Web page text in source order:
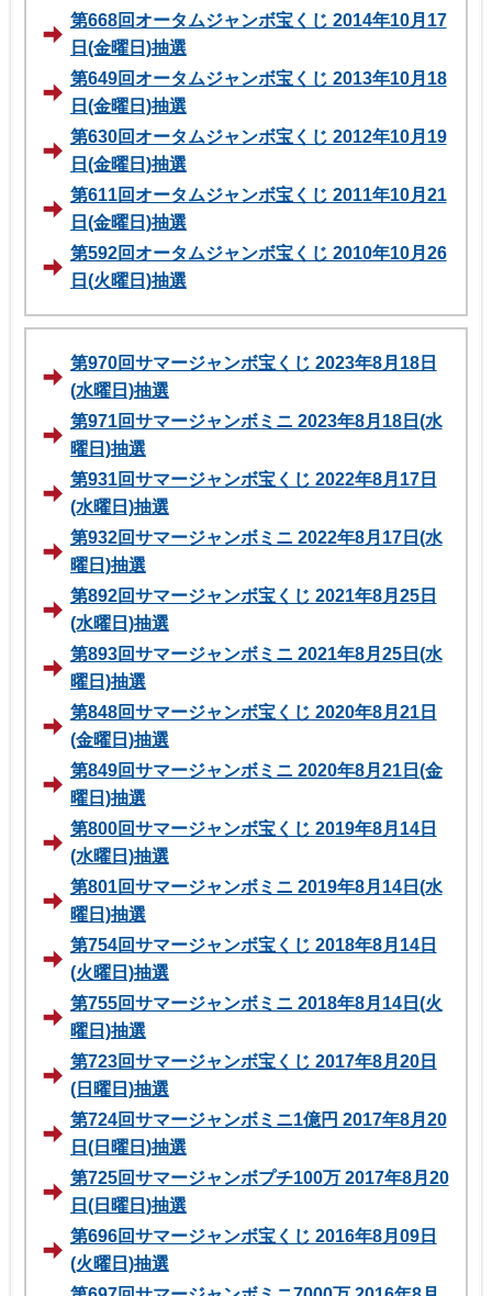
第668回オータムジャンボ宝くじ 2014年10月17
日(金曜日)抽選
第649回オータムジャンボ宝くじ 2013年10月18
日(金曜日)抽選
第630回オータムジャンボ宝くじ 2012年10月19
日(金曜日)抽選
第611回オータムジャンボ宝くじ 2011年10月21
日(金曜日)抽選
第592回オータムジャンボ宝くじ 2010年10月26
日(火曜日)抽選
第970回サマージャンボ宝くじ 2023年8月18日
(水曜日)抽選
第971回サマージャンボミニ 2023年8月18日(水
曜日)抽選
第931回サマージャンボ宝くじ 2022年8月17日
(水曜日)抽選
第932回サマージャンボミニ 2022年8月17日(水
曜日)抽選
第892回サマージャンボ宝くじ 2021年8月25日
(水曜日)抽選
第893回サマージャンボミニ 2021年8月25日(水
曜日)抽選
第848回サマージャンボ宝くじ 2020年8月21日
(金曜日)抽選
第849回サマージャンボミニ 2020年8月21日(金
曜日)抽選
第800回サマージャンボ宝くじ 2019年8月14日
(水曜日)抽選
第801回サマージャンボミニ 2019年8月14日(水
曜日)抽選
第754回サマージャンボ宝くじ 2018年8月14日
(火曜日)抽選
第755回サマージャンボミニ 2018年8月14日(火
曜日)抽選
第723回サマージャンボ宝くじ 2017年8月20日
(日曜日)抽選
第724回サマージャンボミニ1億円 2017年8月20
日(日曜日)抽選
第725回サマージャンボプチ100万 2017年8月20
日(日曜日)抽選
第696回サマージャンボ宝くじ 2016年8月09日
(火曜日)抽選